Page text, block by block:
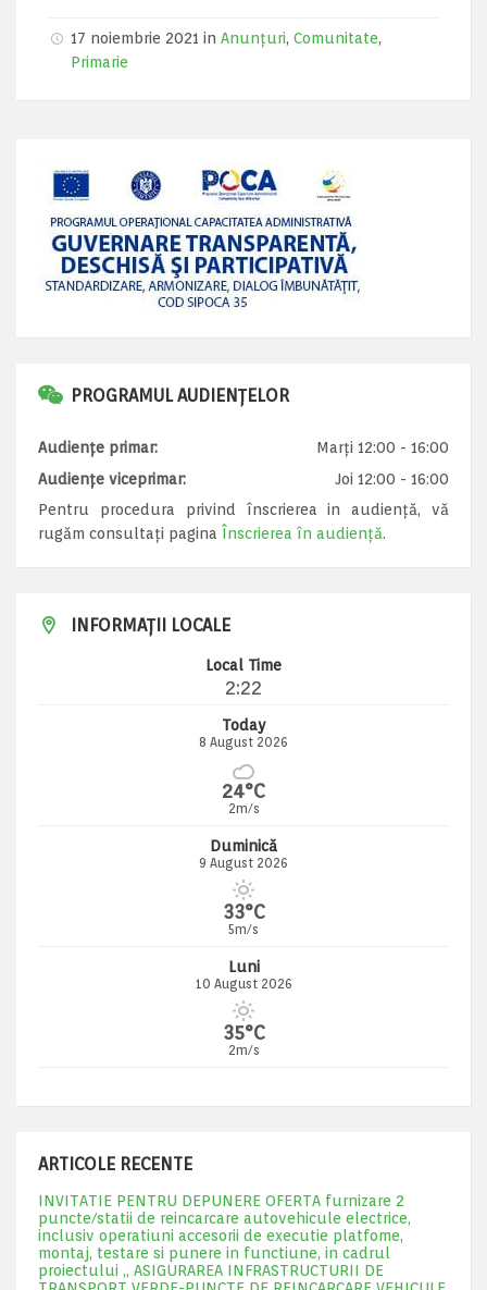
17 noiembrie 2021 in Anunțuri, Comunitate,
Primarie
PROGRAMUL AUDIENȚELOR
Audiențe primar:
Marți 12:00 - 16:00
Audiențe viceprimar:
Joi 12:00 - 16:00
Pentru procedura privind înscrierea in audiență, vă
rugăm consultați pagina Înscrierea în audiență.
INFORMAȚII LOCALE
Local Time
2:22
Today
8 August 2026
24°C
2m/s
Duminică
9 August 2026
33°C
5m/s
Luni
10 August 2026
35°C
2m/s
ARTICOLE RECENTE
INVITATIE PENTRU DEPUNERE OFERTA furnizare 2
puncte/statii de reincarcare autovehicule electrice,
inclusiv operatiuni accesorii de executie platfome,
montaj, testare si punere in functiune, in cadrul
proiectului „ ASIGURAREA INFRASTRUCTURII DE